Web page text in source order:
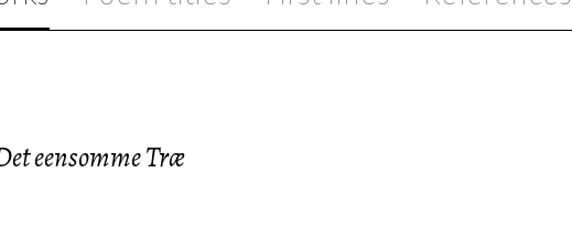
eensomme Træ